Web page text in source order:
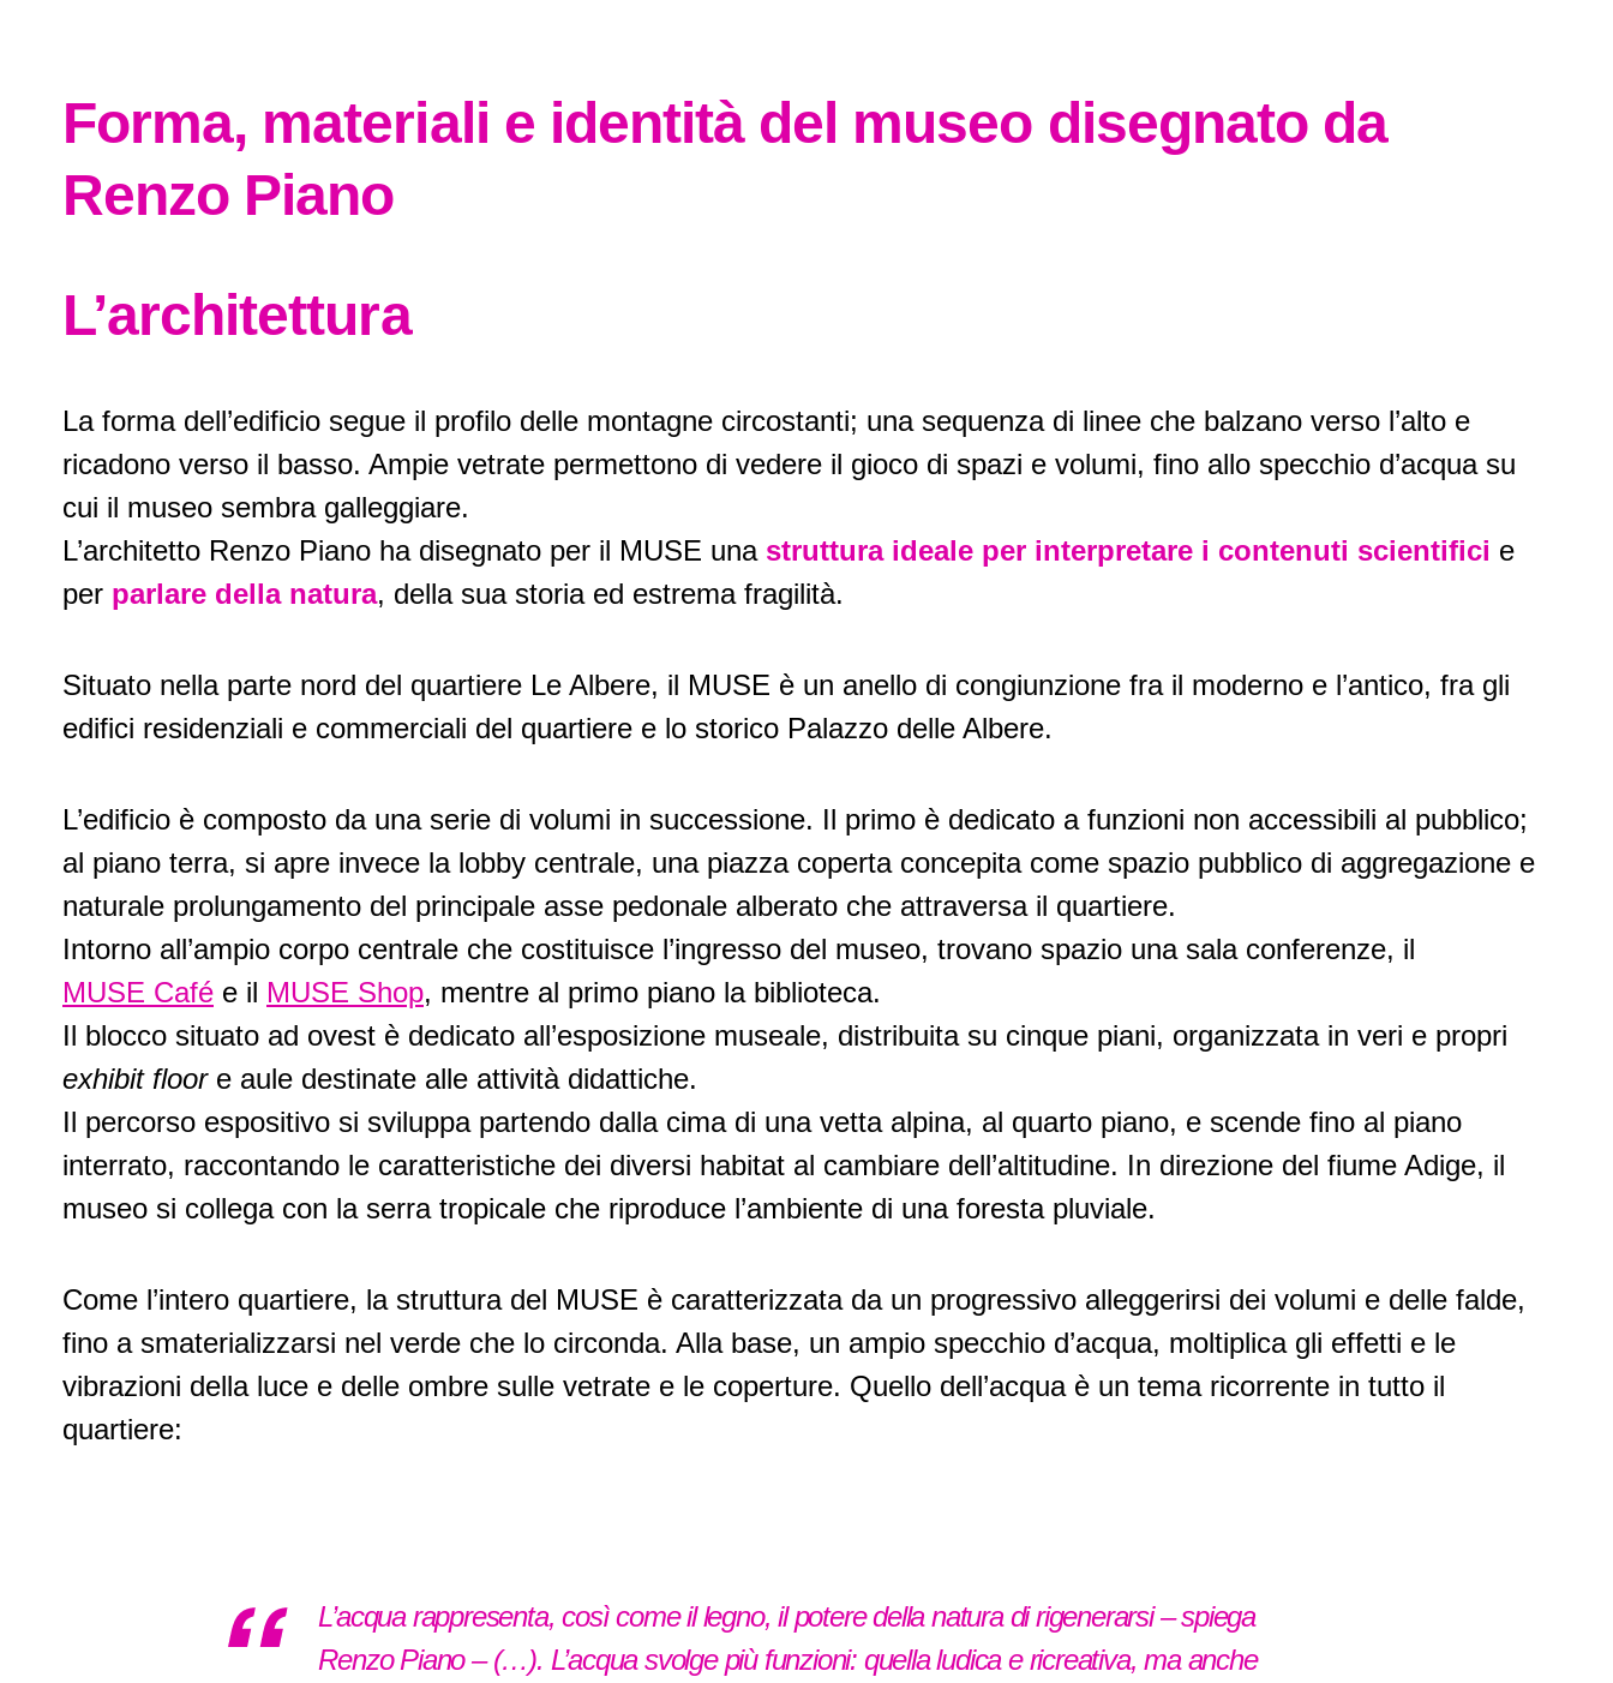
Forma, materiali e identità del museo disegnato da
Renzo Piano
L’architettura
La forma dell’edificio segue il profilo delle montagne circostanti; una sequenza di linee che balzano verso l’alto e
ricadono verso il basso. Ampie vetrate permettono di vedere il gioco di spazi e volumi, fino allo specchio d’acqua su
cui il museo sembra galleggiare.
L’architetto Renzo Piano ha disegnato per il MUSE una struttura ideale per interpretare i contenuti scientifici e
per parlare della natura, della sua storia ed estrema fragilità.
Situato nella parte nord del quartiere Le Albere, il MUSE è un anello di congiunzione fra il moderno e l’antico, fra gli
edifici residenziali e commerciali del quartiere e lo storico Palazzo delle Albere.
L’edificio è composto da una serie di volumi in successione. Il primo è dedicato a funzioni non accessibili al pubblico;
al piano terra, si apre invece la lobby centrale, una piazza coperta concepita come spazio pubblico di aggregazione e
naturale prolungamento del principale asse pedonale alberato che attraversa il quartiere.
Intorno all’ampio corpo centrale che costituisce l’ingresso del museo, trovano spazio una sala conferenze, il
MUSE Café e il MUSE Shop, mentre al primo piano la biblioteca.
Il blocco situato ad ovest è dedicato all’esposizione museale, distribuita su cinque piani, organizzata in veri e propri
exhibit floore aule destinate alle attività didattiche.
Il percorso espositivo si sviluppa partendo dalla cima di una vetta alpina, al quarto piano, e scende fino al piano
interrato, raccontando le caratteristiche dei diversi habitat al cambiare dell’altitudine. In direzione del fiume Adige, il
museo si collega con la serra tropicale che riproduce l’ambiente di una foresta pluviale.
Come l’intero quartiere, la struttura del MUSE è caratterizzata da un progressivo alleggerirsi dei volumi e delle falde,
fino a smaterializzarsi nel verde che lo circonda. Alla base, un ampio specchio d’acqua, moltiplica gli effetti e le
vibrazioni della luce e delle ombre sulle vetrate e le coperture. Quello dell’acqua è un tema ricorrente in tutto il
quartiere:
L’acqua rappresenta, così come il legno, il potere della natura di rigenerarsi – spiega
Renzo Piano – (…). L’acqua svolge più funzioni: quella ludica e ricreativa, ma anche